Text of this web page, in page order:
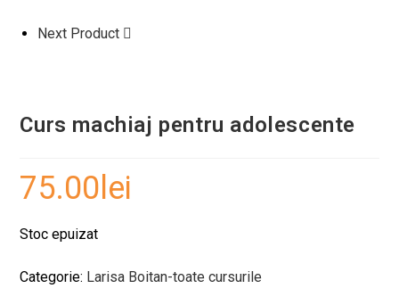
Next Product
Curs machiaj pentru adolescente
75.00 lei
Stoc epuizat
Categorie: Larisa Boitan-toate cursurile